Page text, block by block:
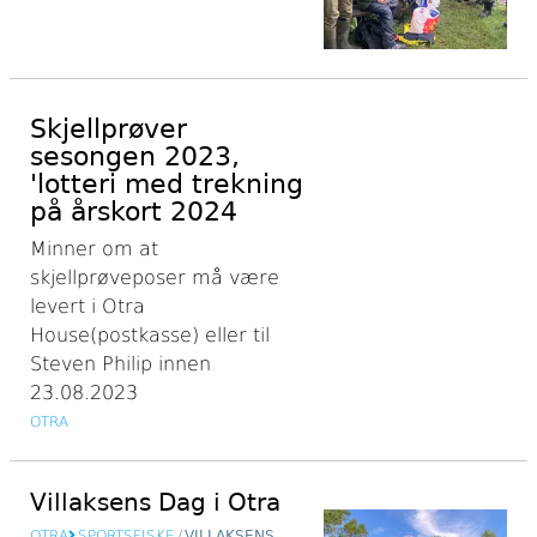
Skjellprøver
sesongen 2023,
'lotteri med trekning
på årskort 2024
Minner om at
skjellprøveposer må være
levert i Otra
House(postkasse) eller til
Steven Philip innen
23.08.2023
OTRA
Villaksens Dag i Otra